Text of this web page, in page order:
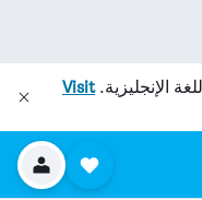
الإنجليزية.Visit